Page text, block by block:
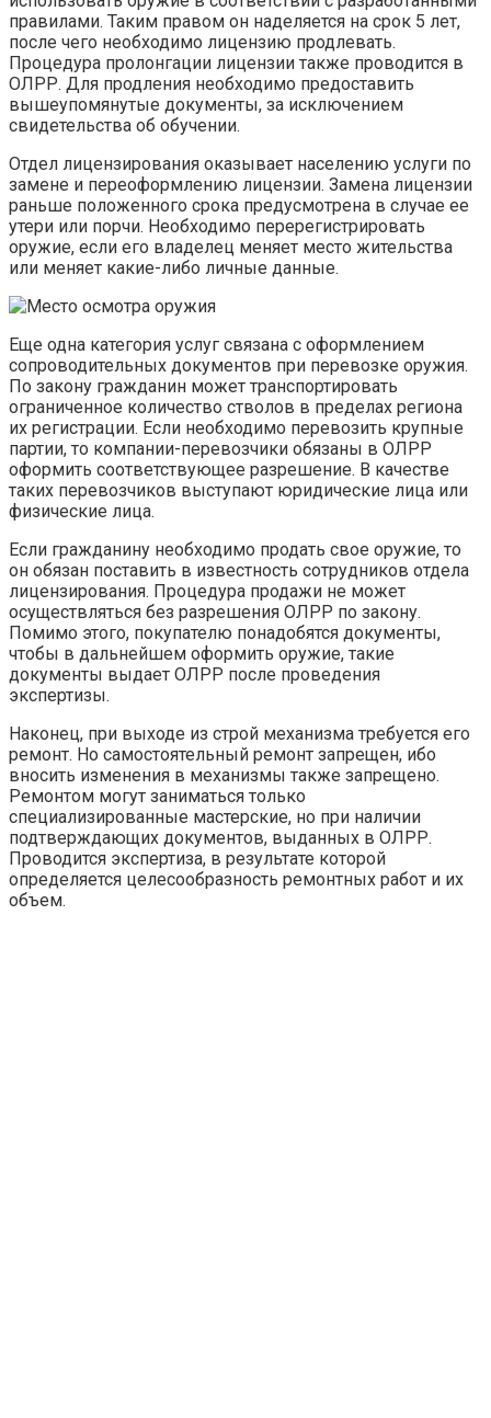
правилами. Таким правом он наделяется на срок 5 лет,
после чего необходимо лицензию продлевать.
Процедура пролонгации лицензии также проводится в
ОЛРР. Для продления необходимо предоставить
вышеупомянутые документы, за исключением
свидетельства об обучении.
Отдел лицензирования оказывает населению услуги по
замене и переоформлению лицензии. Замена лицензии
раньше положенного срока предусмотрена в случае ее
утери или порчи. Необходимо перерегистрировать
оружие, если его владелец меняет место жительства
или меняет какие-либо личные данные.
Еще одна категория услуг связана с оформлением
сопроводительных документов при перевозке оружия.
По закону гражданин может транспортировать
ограниченное количество стволов в пределах региона
их регистрации. Если необходимо перевозить крупные
партии, то компании-перевозчики обязаны в ОЛРР
оформить соответствующее разрешение. В качестве
таких перевозчиков выступают юридические лица или
физические лица.
Если гражданину необходимо продать свое оружие, то
он обязан поставить в известность сотрудников отдела
лицензирования. Процедура продажи не может
осуществляться без разрешения ОЛРР по закону.
Помимо этого, покупателю понадобятся документы,
чтобы в дальнейшем оформить оружие, такие
документы выдает ОЛРР после проведения
экспертизы.
Наконец, при выходе из строй механизма требуется его
ремонт. Но самостоятельный ремонт запрещен, ибо
вносить изменения в механизмы также запрещено.
Ремонтом могут заниматься только
специализированные мастерские, но при наличии
подтверждающих документов, выданных в ОЛРР.
Проводится экспертиза, в результате которой
определяется целесообразность ремонтных работ и их
объем.